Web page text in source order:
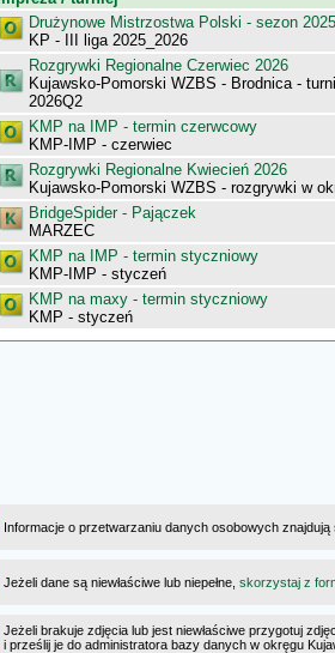
Drużynowe Mistrzostwa Polski - sezon
KP - III liga 2025_2026
Rozgrywki Regionalne Czerwiec 2026
Kujawsko-Pomorski WZBS - Brodnica -
2026Q2
KMP na IMP - termin czerwcowy
KMP-IMP - czerwiec
Rozgrywki Regionalne Kwiecień 2026
Kujawsko-Pomorski WZBS - rozgrywki w
BridgeSpider - Pajączek
MARZEC
KMP na IMP - termin styczniowy
KMP-IMP - styczeń
KMP na maxy - termin styczniowy
KMP - styczeń
Informacje o przetwarzaniu danych osobowych
Jeżeli dane są niewłaściwe lub niepełne, skorzystaj z
Jeżeli brakuje zdjęcia lub jest niewłaściwe przygotuj
i prześlij je do administratora bazy danych w okręgu